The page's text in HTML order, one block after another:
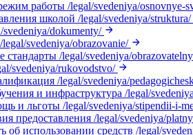
работы /legal/svedeniya/osnovnye-
школой /legal/svedeniya/struktura/
svedeniya/dokumenty/
/legal/svedeniya/obrazovanie/
/legal/svedeniya/
svedeniya/rukovodstvo/
/legal/svedeniya/
и инфраструктура /legal/
и льготы /legal/svedeniya/stipendii-i-
предоставления /legal/svedeniya/
об использовании средств /legal/